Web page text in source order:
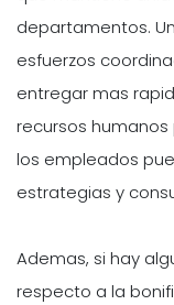
departamentos.
esfuerzos
entregar mas
recursos
los empleados
estrategias y
Ademas, si hay
respecto a la